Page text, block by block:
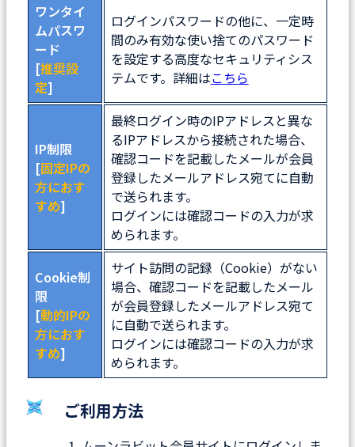
ワンタイ
ムパスワ
ード
[推奨設
定]
ログインパスワードの他に、一定時
間のみ有効な使い捨てのパスワード
を設定する高度なセキュリティシス
テムです。詳細はこちら
IP制限
[固定IPの
方におす
すめ]
最終ログイン時のIPアドレスと異な
るIPアドレスから接続された場合、
確認コードを記載したメールが会員
登録したメールアドレス宛てに自動
で送られます。
ログインには確認コードの入力が求
められます。
Cookie制
限
[動的IPの
方におす
すめ]
サイト訪問の記録（Cookie）がない
場合、確認コードを記載したメール
が会員登録したメールアドレス宛て
に自動で送られます。
ログインには確認コードの入力が求
められます。
ご利用方法